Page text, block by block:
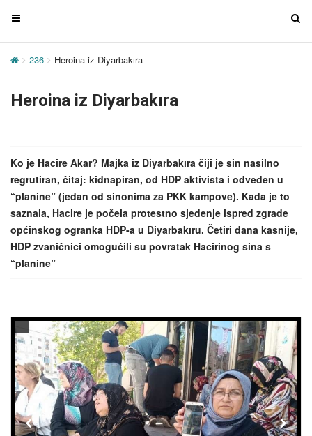
T
g
e
i
g
a
t
i
o
n
T
i
236 Heroina iz Diyarbakıra
Heroina iz Diyarbakıra
Ko je Hacire Akar? Majka iz Diyarbakıra čiji je sin nasilno
regrutiran, čitaj: kidnapiran, od HDP aktivista i odveden u
“planine” (jedan od sinonima za PKK kampove). Kada je to
saznala, Hacire je počela protestno sjedenje ispred zgrade
općinskog ogranka HDP-a u Diyarbakıru. Četiri dana kasnije,
HDP zvaničnici omogućili su povratak Hacirinog sina s
“planine”